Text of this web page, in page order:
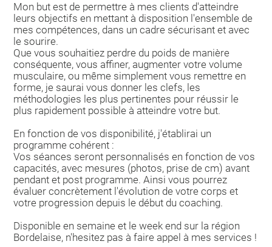
Mon but est de permettre à mes clients d'atteindre
leurs objectifs en mettant à disposition l'ensemble de
mes compétences, dans un cadre sécurisant et avec
le sourire.
Que vous souhaitiez perdre du poids de manière
conséquente, vous affiner, augmenter votre volume
musculaire, ou même simplement vous remettre en
forme, je saurai vous donner les clefs, les
méthodologies les plus pertinentes pour réussir le
plus rapidement possible à atteindre votre but.
En fonction de vos disponibilité, j'établirai un
programme cohérent :
Vos séances seront personnalisés en fonction de vos
capacités, avec mesures (photos, prise de cm) avant
pendant et post programme. Ainsi vous pourrez
évaluer concrètement l'évolution de votre corps et
votre progression depuis le début du coaching.
Disponible en semaine et le week end sur la région
Bordelaise, n'hesitez pas à faire appel à mes services !